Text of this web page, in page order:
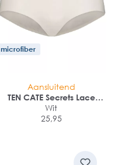
microfiber
Aansluitend
TEN CATE Secrets Lace
women high waist met kant
(1-pack)
Wit
25,95